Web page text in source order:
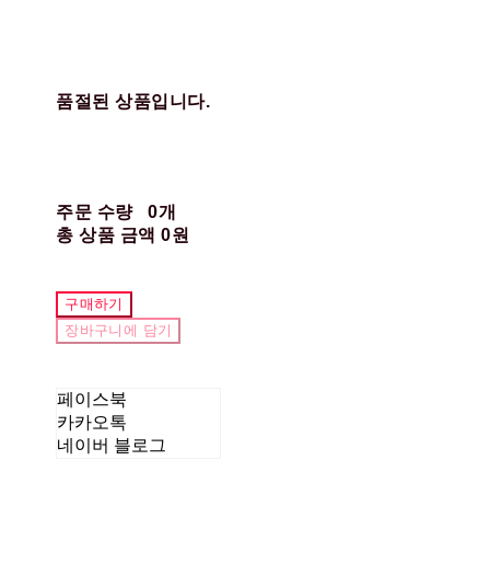
품절된 상품입니다.
주문 수량
0개
총 상품 금액 0원
구매하기
장바구니에 담기
페이스북
카카오톡
네이버 블로그